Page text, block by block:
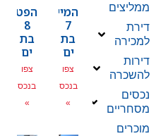
ממליצים
דירת
למכירה
דירות
להשכרה
נכסים
מסחריים
מוכרים
המייסדים
7
בת
ים
צפו
בנכס
»
הפטמן
8
בת
ים
צפו
בנכס
»